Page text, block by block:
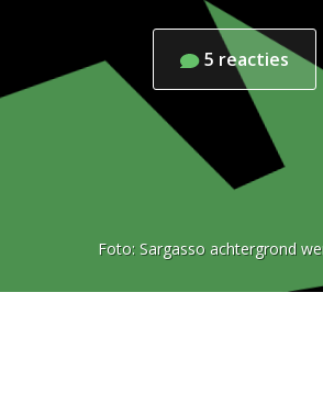
5 reacties
Foto: Sargasso achtergrond